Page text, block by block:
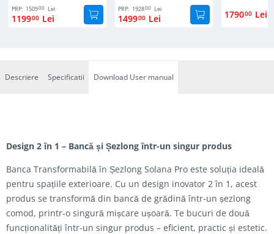
PRP: 150900 Lei
119900 Lei
PRP: 192800 Lei
149900 Lei
179000 Lei
Descriere Specificatii Download User manual
Design 2 în 1 – Bancă și Șezlong într-un singur produs
Banca Transformabilă în Șezlong Solana Pro este soluția ideală
pentru spațiile exterioare. Cu un design inovator 2 în 1, acest
produs se transformă din bancă de grădină într-un șezlong
comod, printr-o singură mișcare ușoară. Te bucuri de două
funcționalități într-un singur produs – eficient, practic și estetic.